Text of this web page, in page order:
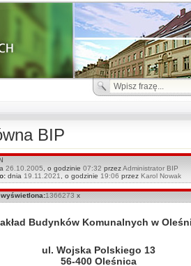
BIP
26.10.2005 , o godzinie 07:32 przezAdministrator BIP
dnia 19.11.2021 , o godzinie 19:06 przez Karol Nowak
wyświetlona:1366273 x
Budynków Komunalnych w
ul. Wojska Polskiego 13
56-400 Oleśnica